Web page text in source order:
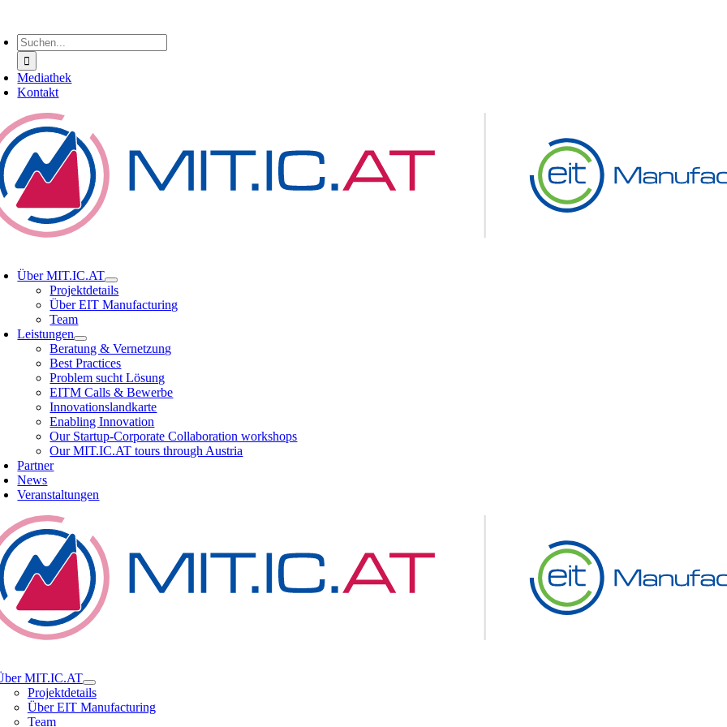
springen
Suche
nach:
Mediathek
Kontakt
Über MIT.IC.AT
Projektdetails
Über EIT Manufacturing
Team
Leistungen
Beratung & Vernetzung
Best Practices
Problem sucht Lösung
EITM Calls & Bewerbe
Innovationslandkarte
Enabling Innovation
Our Startup-Corporate Collaboration workshops
Our MIT.IC.AT tours through Austria
Partner
News
Veranstaltungen
MIT.IC.AT
Projektdetails
Über EIT Manufacturing
Team